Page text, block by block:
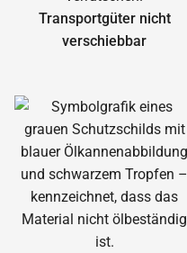
Transportgüter nicht
verschiebbar